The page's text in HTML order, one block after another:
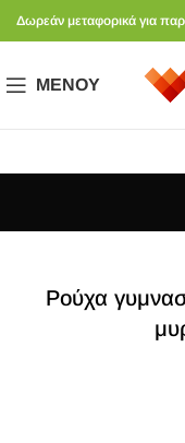
Δωρεάν μεταφορικά για
ΜΕΝΟΎ
Ρούχα